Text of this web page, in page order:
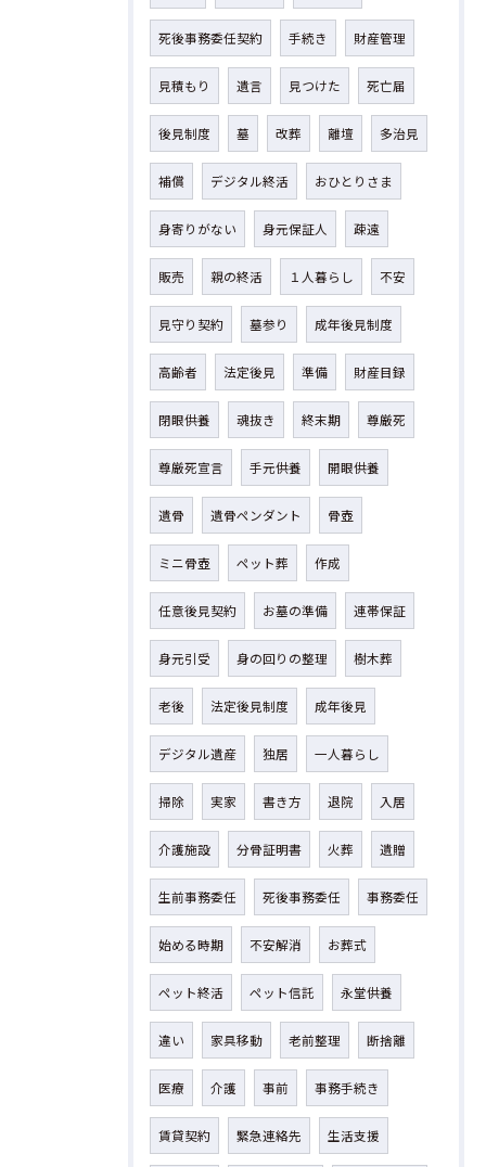
死後事務委任契約 手続き 財産管理
見積もり 遺言 見つけた 死亡届
後見制度 墓 改葬 離壇 多治見
補償 デジタル終活 おひとりさま
身寄りがない 身元保証人 疎遠
販売 親の終活 １人暮らし 不安
見守り契約 墓参り 成年後見制度
高齢者 法定後見 準備 財産目録
閉眼供養 魂抜き 終末期 尊厳死
尊厳死宣言 手元供養 開眼供養
遺骨 遺骨ペンダント 骨壺
ミニ骨壺 ペット葬 作成
任意後見契約 お墓の準備 連帯保証
身元引受 身の回りの整理 樹木葬
老後 法定後見制度 成年後見
デジタル遺産 独居 一人暮らし
掃除 実家 書き方 退院 入居
介護施設 分骨証明書 火葬 遺贈
生前事務委任 死後事務委任 事務委任
始める時期 不安解消 お葬式
ペット終活 ペット信託 永堂供養
違い 家具移動 老前整理 断捨離
医療 介護 事前 事務手続き
賃貸契約 緊急連絡先 生活支援